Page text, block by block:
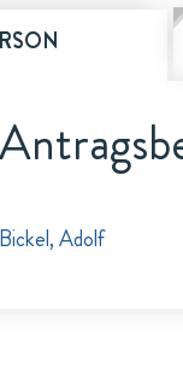
Bickel, Adolf